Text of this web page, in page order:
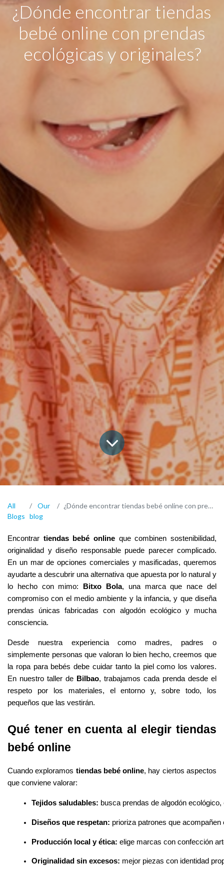
¿Dónde encontrar tiendas
bebé online con prendas
ecológicas y originales?
All
Blogs
Our
blog
¿Dónde encontrar tiendas bebé online con prendas ecológicas y originales?
Encontrar tiendas bebé online que combinen sostenibilidad,
originalidad y diseño responsable puede parecer complicado.
En un mar de opciones comerciales y masificadas, queremos
ayudarte a descubrir una alternativa que apuesta por lo natural y
lo hecho con mimo:
Bitxo Bola, una marca que nace del
compromiso con el medio ambiente y la infancia, y que diseña
prendas únicas fabricadas con algodón ecológico y mucha
consciencia.
Desde nuestra experiencia como madres, padres o
simplemente personas que valoran lo bien hecho, creemos que
la ropa para bebés debe cuidar tanto la piel como los valores.
En nuestro taller de Bilbao, trabajamos cada prenda desde el
respeto por los materiales, el entorno y, sobre todo, los
pequeños que las vestirán.
Qué tener en cuenta al elegir tiendas
bebé online
Cuando exploramos tiendas bebé online, hay ciertos aspectos
que conviene valorar:
Tejidos saludables: busca prendas de algodón
Diseños que respetan: prioriza patrones que
Producción local y ética: elige marcas con confección
Originalidad sin excesos: mejor piezas con identidad